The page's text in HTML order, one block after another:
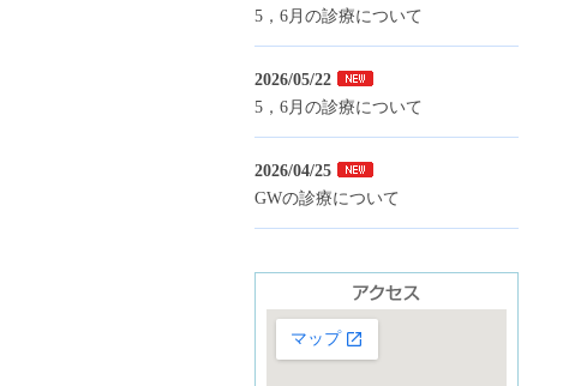
5，6月の診療について
2026/05/22
5，6月の診療について
2026/04/25
GWの診療について